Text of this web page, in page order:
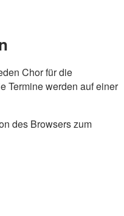
Chor für die
Termine werden auf einer
des Browsers zum